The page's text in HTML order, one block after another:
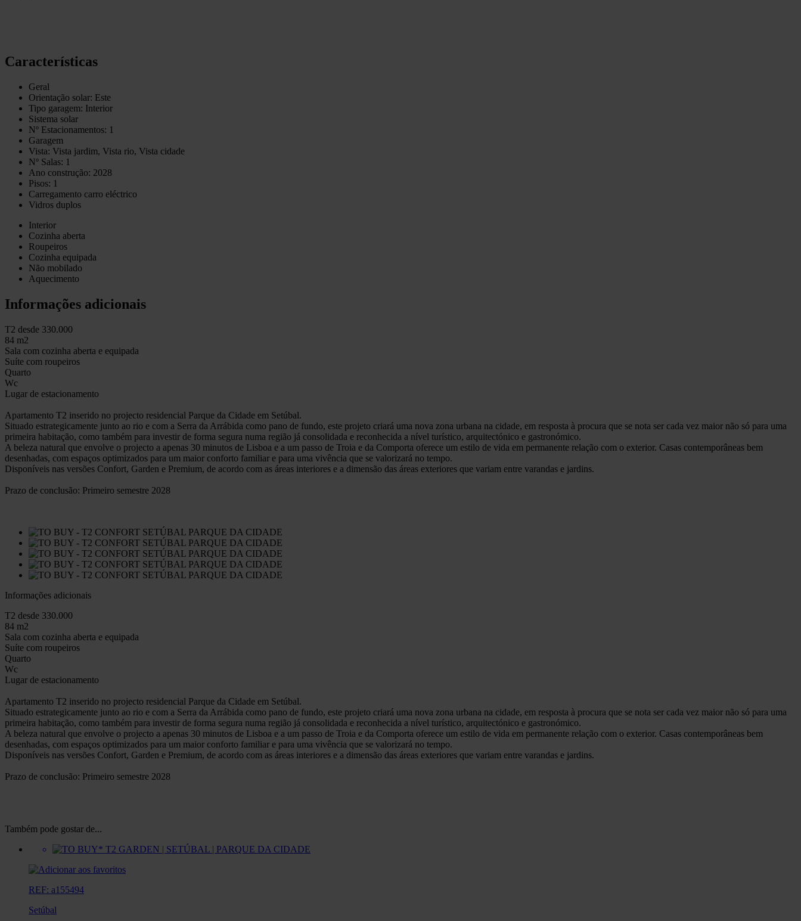
Características
Geral
Orientação solar: Este
Tipo garagem: Interior
Sistema solar
Nº Estacionamentos: 1
Garagem
Vista: Vista jardim, Vista rio, Vista cidade
Nº Salas: 1
Ano construção: 2028
Pisos: 1
Carregamento carro eléctrico
Vidros duplos
Interior
Cozinha aberta
Roupeiros
Cozinha equipada
Não mobilado
Aquecimento
Informações adicionais
T2 desde 330.000
84 m2
Sala com cozinha aberta e equipada
Suíte com roupeiros
Quarto
Wc
Lugar de estacionamento
Apartamento T2 inserido no projecto residencial Parque da Cidade em Setúbal.
Situado estrategicamente junto ao rio e com a Serra da Arrábida como pano de fundo, este projeto criará uma nova zona urbana na cidade, em resposta à procura que se nota ser cada vez maior não só para uma
primeira habitação, como também para investir de forma segura numa região já consolidada e reconhecida a nível turístico, arquitectónico e gastronómico.
A beleza natural que envolve o projecto a apenas 30 minutos de Lisboa e a um passo de Troia e da Comporta oferece um estilo de vida em permanente relação com o exterior. Casas contemporâneas bem
desenhadas, com espaços optimizados para um maior conforto familiar e para uma vivência que se valorizará no tempo.
Disponíveis nas versões Confort, Garden e Premium, de acordo com as áreas interiores e a dimensão das áreas exteriores que variam entre varandas e jardins.
Prazo de conclusão: Primeiro semestre 2028
Informações adicionais
T2 desde 330.000
84 m2
Sala com cozinha aberta e equipada
Suíte com roupeiros
Quarto
Wc
Lugar de estacionamento
Apartamento T2 inserido no projecto residencial Parque da Cidade em Setúbal.
Situado estrategicamente junto ao rio e com a Serra da Arrábida como pano de fundo, este projeto criará uma nova zona urbana na cidade, em resposta à procura que se nota ser cada vez maior não só para uma
primeira habitação, como também para investir de forma segura numa região já consolidada e reconhecida a nível turístico, arquitectónico e gastronómico.
A beleza natural que envolve o projecto a apenas 30 minutos de Lisboa e a um passo de Troia e da Comporta oferece um estilo de vida em permanente relação com o exterior. Casas contemporâneas bem
desenhadas, com espaços optimizados para um maior conforto familiar e para uma vivência que se valorizará no tempo.
Disponíveis nas versões Confort, Garden e Premium, de acordo com as áreas interiores e a dimensão das áreas exteriores que variam entre varandas e jardins.
Prazo de conclusão: Primeiro semestre 2028
Também pode gostar de...
REF: a155494
Setúbal